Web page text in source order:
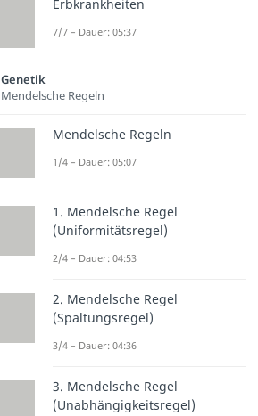
Erbkrankheiten
7/7 – Dauer: 05:37
Genetik
Mendelsche Regeln
Mendelsche Regeln
1/4 – Dauer: 05:07
1. Mendelsche Regel
(Uniformitätsregel)
2/4 – Dauer: 04:53
2. Mendelsche Regel
(Spaltungsregel)
3/4 – Dauer: 04:36
3. Mendelsche Regel
(Unabhängigkeitsregel)